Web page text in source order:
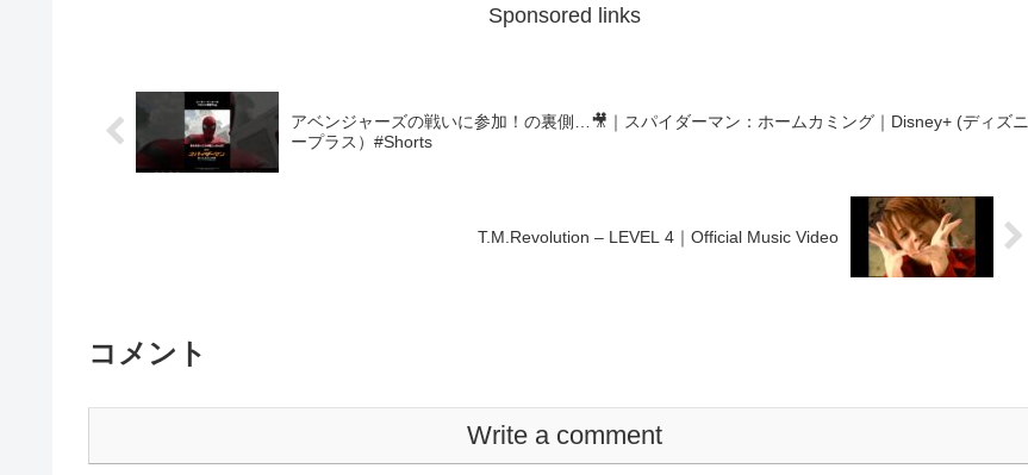
Sponsored links
アベンジャーズの戦いに参加！の裏側…🎥｜スパイダーマン：ホームカミング｜Disney+ (ディズニ
ープラス）#Shorts
T.M.Revolution – LEVEL 4｜Official Music Video
コメント
Write a comment